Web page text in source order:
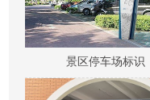
景区停车场标识